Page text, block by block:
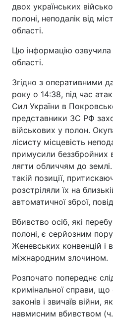
двох українських
полоні, неподалік від
області.
Цю інформацію
області.
Згідно з оперативними
року о 14:38, під час
Сил України в
представники ЗС РФ
військових у полон.
лісисту місцевість
примусили беззбройних
лягти обличчям до
такій позиції,
розстріляли їх на
автоматичної зброї,
Вбивство осіб, які
полоні, є серйозним
Женевських конвенцій і
міжнародним злочином.
Розпочато попереднє
кримінальної справи,
законів і звичаїв війни,
навмисним вбивством